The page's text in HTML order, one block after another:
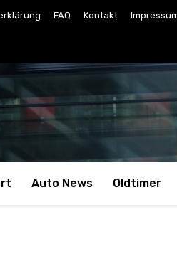
FAQ Kontakt
Auto News Oldtimer